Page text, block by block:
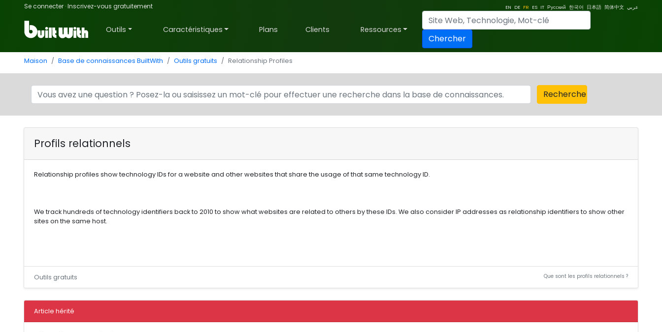
Se connecter ·Inscrivez-vous gratuitement EN DE FR ES IT Русский 한국어 日本語 简体中文 عربي
Outils Caractéristiques Plans Clients Ressources
Chercher
Maison Base de connaissances BuiltWith Outils gratuits Relationship Profiles
Recherche
Profils relationnels
Relationship profiles show technology IDs for a website and other websites that share the usage of that same technology ID.
We track hundreds of technology identifiers back to 2010 to show what websites are related to others by these IDs. We also consider IP addresses as relationship identifiers to show other
sites on the same host.
Outils gratuits Que sont les profils relationnels ?
Article hérité